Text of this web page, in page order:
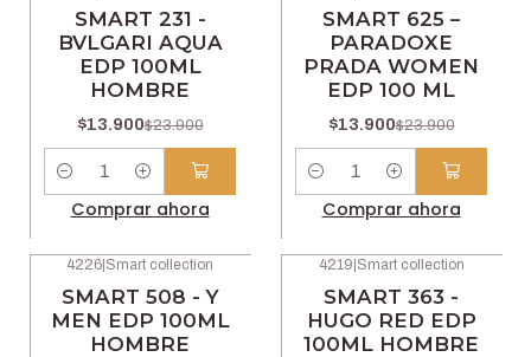
SMART 231 -
BVLGARI AQUA
EDP 100ML
HOMBRE
$13.900$23.900
Cantidad
Comprar ahora
SMART 625 –
PARADOXE
PRADA WOMEN
EDP 100 ML
$13.900$23.900
Cantidad
Comprar ahora
4226|Smart collection
SMART 508 - Y
MEN EDP 100ML
HOMBRE
4219|Smart collection
SMART 363 -
HUGO RED EDP
100ML HOMBRE